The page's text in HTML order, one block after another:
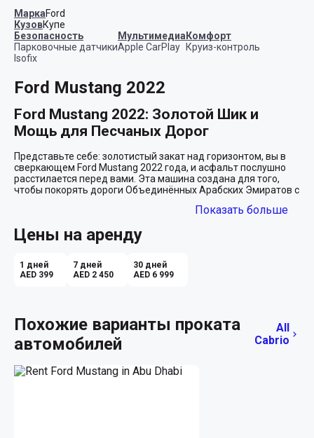
МаркаFord
КузовКупе
Безопасность
Парковочные датчики
Isofix
Мультимедиа
Apple CarPlay
Комфорт
Круиз-контроль
Ford Mustang 2022
Ford Mustang 2022: Золотой Шик и
Мощь для Песчаных Дорог
Представьте себе: золотистый закат над горизонтом, вы в
сверкающем Ford Mustang 2022 года, и асфальт послушно
расстилается перед вами. Эта машина создана для того,
чтобы покорять дороги Объединённых Арабских Эмиратов с
Роскошь и Эмоции
Золотой кузов Ford Mustang в сочетании с классическим
черным интерьером — это не просто цветовое сочетание.
искусства на выставке. В этом автомобиле вы не просто
перемещаетесь из точки А в точку Б — вы испытываете
захватывающую свободу и адреналин.
Безупречный Комфорт и Технологии
Показать больше
Цены на аренду
1 дней
AED 399
7 дней
AED 2 450
30 дней
AED 6 999
Похожие варианты проката
автомобилей
All
Cabrio